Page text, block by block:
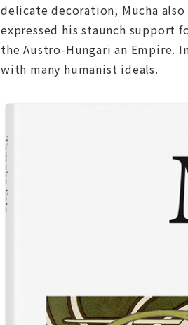
delicate decoration, Mucha
expressed his staunch support
the Austro-Hungari an Empire.
with many humanist ideals.